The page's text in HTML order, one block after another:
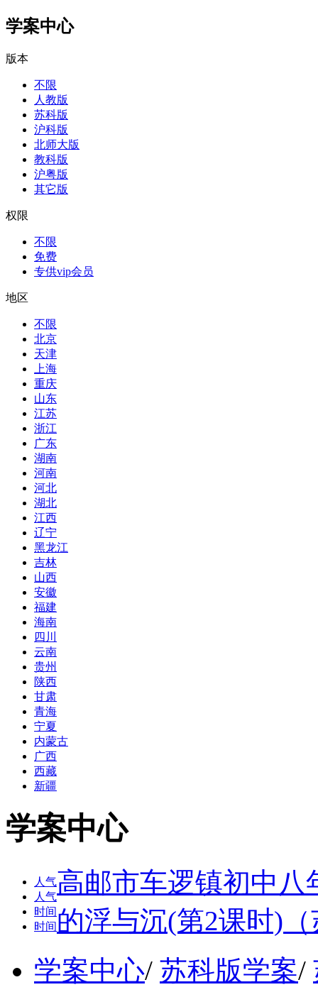
学案中心
版本
不限
人教版
苏科版
沪科版
北师大版
教科版
沪粤版
其它版
权限
不限
免费
专供vip会员
地区
不限
北京
天津
上海
重庆
山东
江苏
浙江
广东
湖南
河南
河北
湖北
江西
辽宁
黑龙江
吉林
山西
安徽
福建
海南
四川
云南
贵州
陕西
甘肃
青海
宁夏
内蒙古
广西
西藏
新疆
学案中心
人气
人气
时间
时间
高邮市车逻镇初中八
的浮与沉(第2课时)
学案中心/ 苏科版学案/